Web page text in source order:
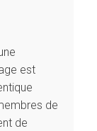
est
de
de